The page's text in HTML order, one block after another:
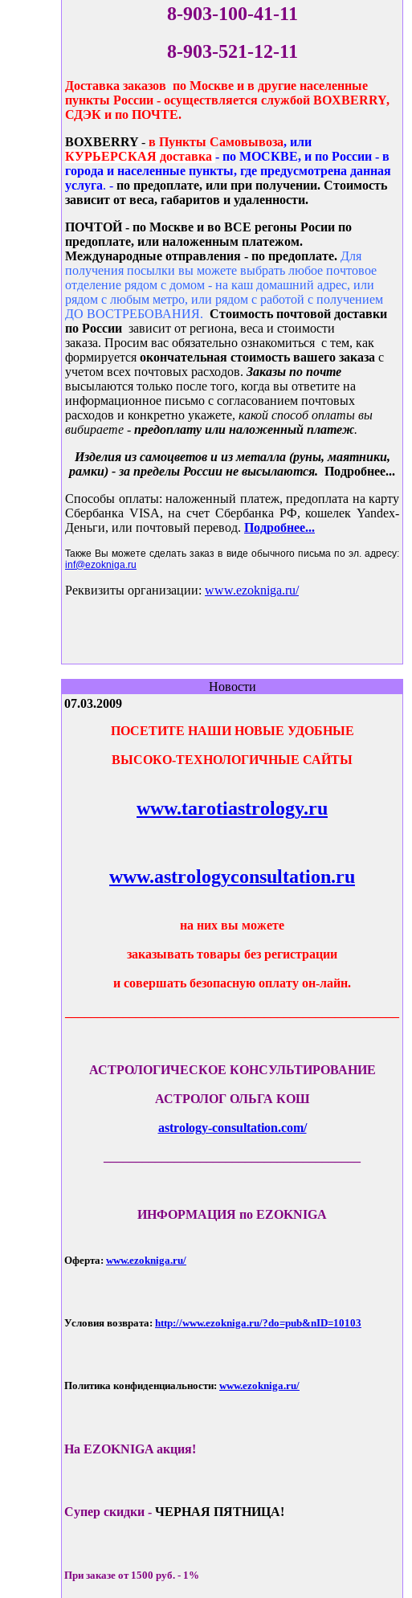
8-903-100-41-11
8-903-521-12-11
Доставка заказов по Москве и в другие населенные
пункты России - осуществляется службой BOXBERRY,
СДЭК и по ПОЧТЕ.
BOXBERRY- в Пункты Самовывоза, или
КУРЬЕРСКАЯ доставка - по МОСКВЕ, и по России - в
города и населенные пункты, где предусмотрена данная
услуга. - по предоплате, или при получении. Стоимость
зависит от веса, габаритов и удаленности.
ПОЧТОЙ - по Москве и во ВСЕ регоны Росии по
предоплате, или наложенным платежом.
Международные отправления - по предоплате. Для
получения посылки вы можете выбрать любое почтовое
отделение рядом с домом - на каш домашний адрес, или
рядом с любым метро, или рядом с работой с получением
ДО ВОСТРЕБОВАНИЯ. Стоимость почтовой доставки
по России зависит от региона, веса и стоимости
заказа. Просим вас обязательно ознакомиться с тем, как
формируется окончательная стоимость вашего заказа с
учетом всех почтовых расходов. Заказы по почте
высылаются только после того, когда вы ответите на
информационное письмо с согласованием почтовых
расходов и конкретно укажете, какой способ оплаты вы
вибираете - предоплату или наложенный платеж.
Изделия из самоцветов и из металла (руны, маятники,
рамки) - за пределы России не высылаются. Подробнее...
Способы оплаты: наложенный платеж, предоплата на карту
Сбербанка VISA, на счет Сбербанка РФ, кошелек Yandex-
Деньги, или почтовый перевод. Подробнее...
Также Вы можете сделать заказ в виде обычного письма по эл. адресу:
inf@ezokniga.ru
Реквизиты организации: www.ezokniga.ru/
Новости
07.03.2009
ПОСЕТИТЕ НАШИ НОВЫЕ УДОБНЫЕ
ВЫСОКО-ТЕХНОЛОГИЧНЫЕ САЙТЫ
www.tarotiastrology.ru
www.astrologyconsultation.ru
на них вы можете
заказывать товары без регистрации
и совершать безопасную оплату он-лайн.
АСТРОЛОГИЧЕСКОЕ КОНСУЛЬТИРОВАНИЕ
АСТРОЛОГ ОЛЬГА КОШ
astrology-consultation.com/
ИНФОРМАЦИЯ по EZOKNIGA
Оферта: www.ezokniga.ru/
Условия возврата: http://www.ezokniga.ru/?do=pub&nID=10103
Политика конфиденциальности: www.ezokniga.ru/
На EZOKNIGA акция!
Супер скидки - ЧЕРНАЯ ПЯТНИЦА!
При заказе от 1500 руб. - 1%